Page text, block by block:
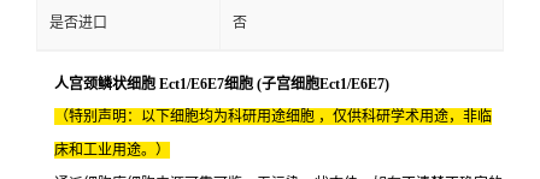
是否进口 否
人宫颈鳞状细胞 Ect1/E6E7细胞 (子宫细胞Ect1/E6E7)
（特别声明：以下细胞均为科研用途细胞 ，仅供科研学术用途，非临
床和工业用途。）